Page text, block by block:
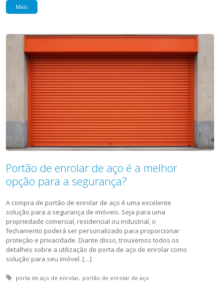
Mais
Portão de enrolar de aço é a melhor
opção para a segurança?
A compra de portão de enrolar de aço é uma excelente
solução para a segurança de imóveis. Seja para uma
propriedade comercial, residencial ou industrial, o
fechamento poderá ser personalizado para proporcionar
proteção e privacidade. Diante disso, trouxemos todos os
detalhes sobre a utilização de porta de aço de enrolar como
solução para seu imóvel. […]
Tagged with:
porta de aço de enrolar portão de enrolar de aço